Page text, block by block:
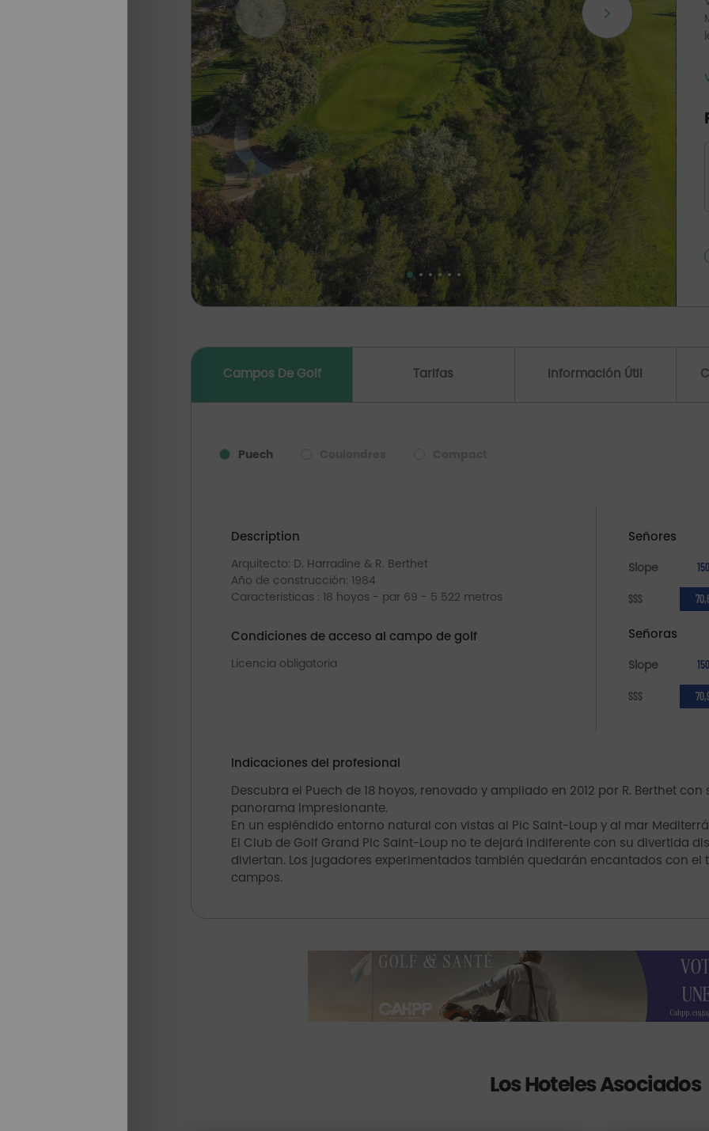
Campos De Golf Tarifas Información Útil
Puech
Description
Arquitecto: D. Harradine & R. Berthet
Año de construcción: 1984
Caracteristicas : 18 hoyos - par 69 - 5 522 metros
Condiciones de acceso al campo de golf
Licencia obligatoria
Señores
Slope 150
SSS
Señoras
Slope 150
SSS
Indicaciones del profesional
Descubra el Puech de 18 hoyos, renovado y ampliado en 2012 por R. Berthet
panorama impresionante.
En un espléndido entorno natural con vistas al Pic Saint-Loup y al mar
El Club de Golf Grand Pic Saint-Loup no te dejará indiferente con su divertida
diviertan. Los jugadores experimentados también quedarán encantados con
campos.
Los Hoteles Asociados